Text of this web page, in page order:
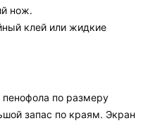
нож.
клей или жидкие
по размеру
запас по краям. Экран